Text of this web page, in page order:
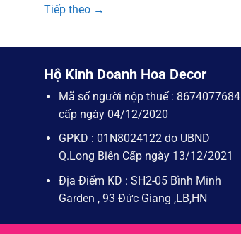
Tiếp theo →
Hộ Kinh Doanh Hoa Decor
Mã số người nộp thuế : 8674077684
cấp ngày 04/12/2020
GPKD : 01N8024122 do UBND
Q.Long Biên Cấp ngày 13/12/2021
Địa Điểm KD : SH2-05 Bình Minh
Garden , 93 Đức Giang ,LB,HN